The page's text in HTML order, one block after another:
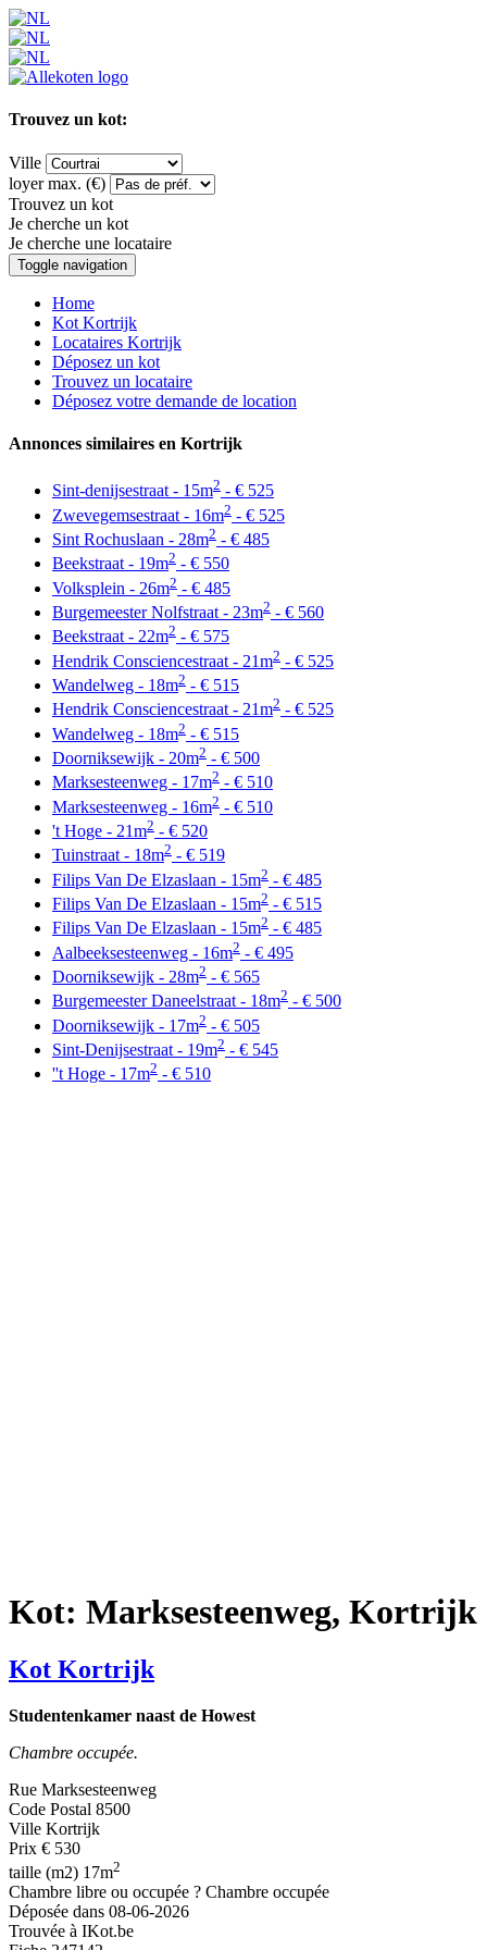
Trouvez un kot:
Ville
loyer max. (€)
Trouvez un kot
Je cherche un kot
Je cherche une locataire
Toggle navigation
Home
Kot Kortrijk
Locataires Kortrijk
Déposez un kot
Trouvez un locataire
Déposez votre demande de location
Annonces similaires en Kortrijk
Sint-denijsestraat - 15m2 - € 525
Zwevegemsestraat - 16m2 - € 525
Sint Rochuslaan - 28m2 - € 485
Beekstraat - 19m2 - € 550
Volksplein - 26m2 - € 485
Burgemeester Nolfstraat - 23m2 - € 560
Beekstraat - 22m2 - € 575
Hendrik Consciencestraat - 21m2 - € 525
Wandelweg - 18m2 - € 515
Hendrik Consciencestraat - 21m2 - € 525
Wandelweg - 18m2 - € 515
Doorniksewijk - 20m2 - € 500
Marksesteenweg - 17m2 - € 510
Marksesteenweg - 16m2 - € 510
't Hoge - 21m2 - € 520
Tuinstraat - 18m2 - € 519
Filips Van De Elzaslaan - 15m2 - € 485
Filips Van De Elzaslaan - 15m2 - € 515
Filips Van De Elzaslaan - 15m2 - € 485
Aalbeeksesteenweg - 16m2 - € 495
Doorniksewijk - 28m2 - € 565
Burgemeester Daneelstraat - 18m2 - € 500
Doorniksewijk - 17m2 - € 505
Sint-Denijsestraat - 19m2 - € 545
''t Hoge - 17m2 - € 510
Kot: Marksesteenweg, Kortrijk
Kot Kortrijk
Studentenkamer naast de Howest
Chambre occupée.
Rue Marksesteenweg
Code Postal 8500
Ville Kortrijk
Prix € 530
taille (m2) 17m2
Chambre libre ou occupée ? Chambre occupée
Déposée dans 08-06-2026
Trouvée à IKot.be